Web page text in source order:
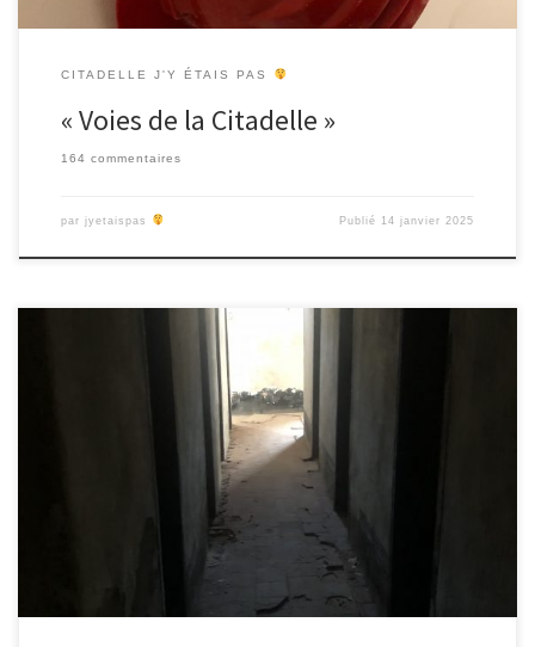
CITADELLE J'Y ÉTAIS PAS
« Voies de la Citadelle »
164 commentaires
par jyetaispas Publié 14 janvier 2025
Notre travail collectif dans le cadre du projet Récitadelle a
consisté en : Une découverte du site de la Citadelle par la
participation active de plusieurs membres de l’équipe à une
journée en immersion sur le chantier de restauration du site
auprès des ouvriers porteurs de mémoire. Cette première journée